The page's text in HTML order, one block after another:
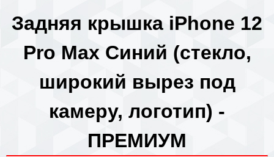
Задняя крышка iPhone 12
Pro Max Синий (стекло,
широкий вырез под
камеру, логотип) -
ПРЕМИУМ